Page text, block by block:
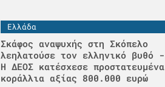
Ελλάδα
Σκάφος αναψυχής στη Σκόπελο
λεηλατούσε τον ελληνικό βυθό -
H ΔΕΟΣ κατέσχεσε προστατευμένα
κοράλλια αξίας 800.000 ευρώ